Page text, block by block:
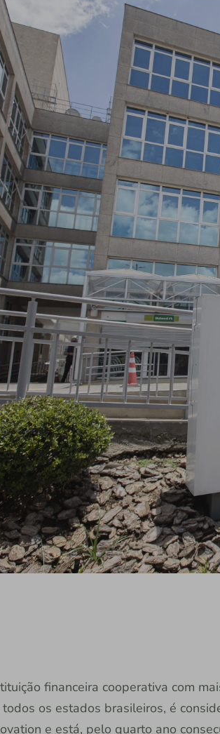
financeira cooperativa com
os estados brasileiros, é
e está, pelo quarto ano